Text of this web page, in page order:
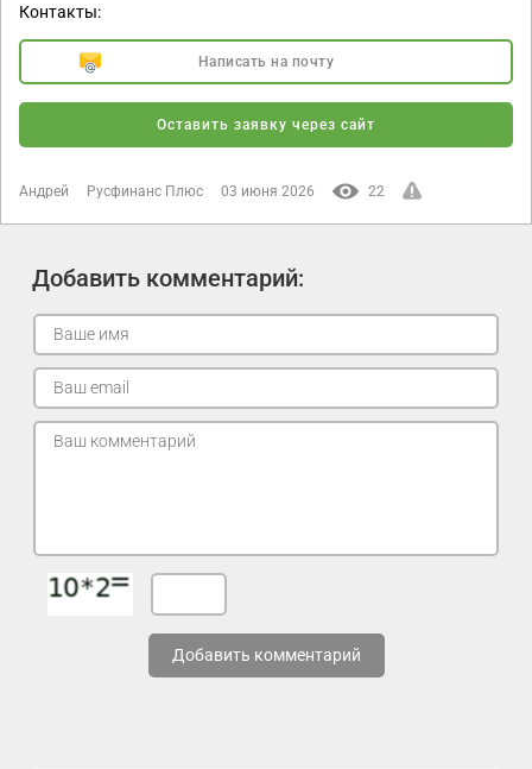
Контакты:
Написать на почту
Оставить заявку через сайт
Андрей Русфинанс Плюс 03 июня 2026 22
Добавить комментарий:
Добавить комментарий